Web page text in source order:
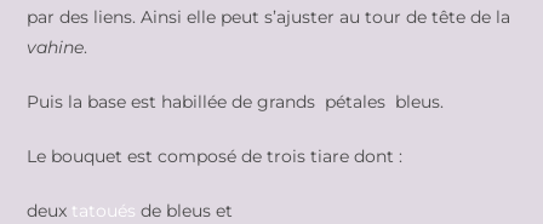
par des liens. Ainsi elle peut s’ajuster au tour de tête de la
vahine.
Puis la base est habillée de grands pétales bleus.
Le bouquet est composé de trois tiare dont :
deux tatoués de bleus et